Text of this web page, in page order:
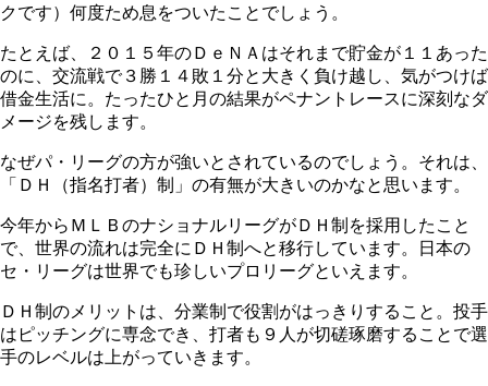
クです）何度ため息をついたことでしょう。
たとえば、２０１５年のＤｅＮＡはそれまで貯金が１１あった
のに、交流戦で３勝１４敗１分と大きく負け越し、気がつけば
借金生活に。たったひと月の結果がペナントレースに深刻なダ
メージを残します。
なぜパ・リーグの方が強いとされているのでしょう。それは、
「ＤＨ（指名打者）制」の有無が大きいのかなと思います。
今年からＭＬＢのナショナルリーグがＤＨ制を採用したこと
で、世界の流れは完全にＤＨ制へと移行しています。日本の
セ・リーグは世界でも珍しいプロリーグといえます。
ＤＨ制のメリットは、分業制で役割がはっきりすること。投手
はピッチングに専念でき、打者も９人が切磋琢磨することで選
手のレベルは上がっていきます。